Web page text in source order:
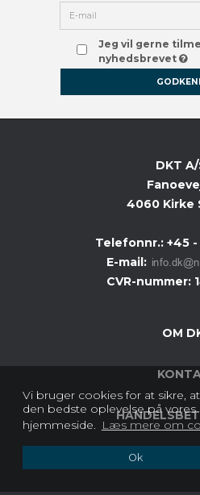
Vi bruger cookies for at sikre,
den bedste oplevelse på vores
hjemmeside. Læs mere om
Ok
Jeg vil gerne
nyhedsbrevet
DKT A/
4060 Kirke
Telefonnr.: +45
E-mail:
CVR-nummer:
OM
COOKIES &